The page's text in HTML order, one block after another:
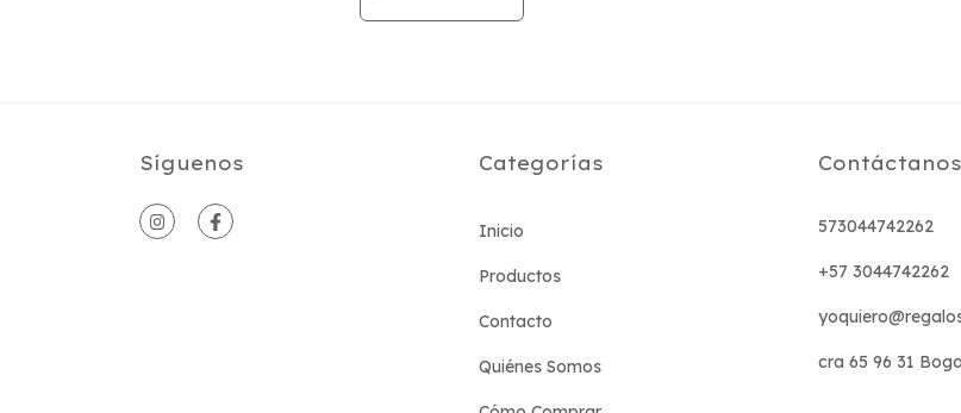
Síguenos Categorías
Inicio
Productos
Contacto
Quiénes Somos
Contáctanos
573044742262
+57 3044742262
cra 65 96 31